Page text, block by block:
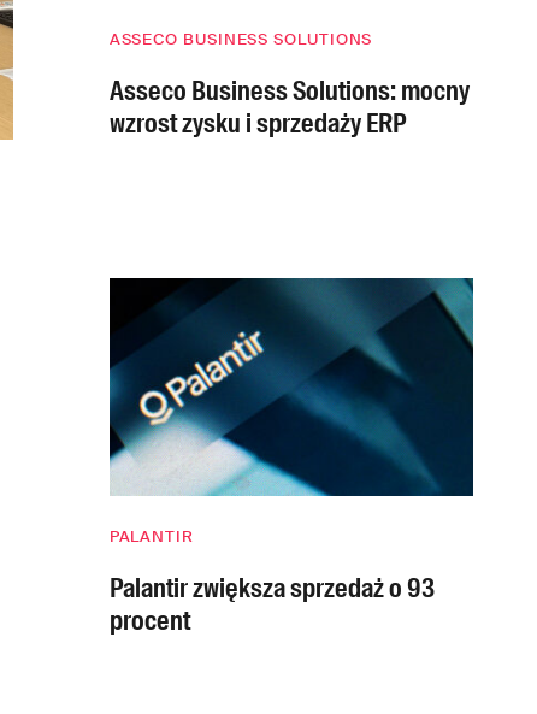
ASSECO BUSINESS SOLUTIONS
Asseco Business Solutions: mocny
wzrost zysku i sprzedaży ERP
PALANTIR
Palantir zwiększa sprzedaż o 93
procent